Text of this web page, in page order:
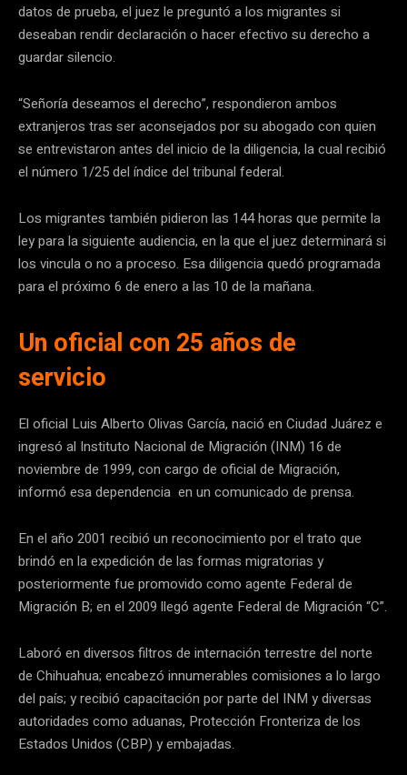
datos de prueba, el juez le preguntó a los migrantes si
deseaban rendir declaración o hacer efectivo su derecho a
guardar silencio.
“Señoría deseamos el derecho”, respondieron ambos
extranjeros tras ser aconsejados por su abogado con quien
se entrevistaron antes del inicio de la diligencia, la cual recibió
el número 1/25 del índice del tribunal federal.
Los migrantes también pidieron las 144 horas que permite la
ley para la siguiente audiencia, en la que el juez determinará si
los vincula o no a proceso. Esa diligencia quedó programada
para el próximo 6 de enero a las 10 de la mañana.
Un oficial con 25 años de
servicio
El oficial Luis Alberto Olivas García, nació en Ciudad Juárez e
ingresó al Instituto Nacional de Migración (INM) 16 de
noviembre de 1999, con cargo de oficial de Migración,
informó esa dependencia en un comunicado de prensa.
En el año 2001 recibió un reconocimiento por el trato que
brindó en la expedición de las formas migratorias y
posteriormente fue promovido como agente Federal de
Migración B; en el 2009 llegó agente Federal de Migración “C”.
Laboró en diversos filtros de internación terrestre del norte
de Chihuahua; encabezó innumerables comisiones a lo largo
del país; y recibió capacitación por parte del INM y diversas
autoridades como aduanas, Protección Fronteriza de los
Estados Unidos (CBP) y embajadas.